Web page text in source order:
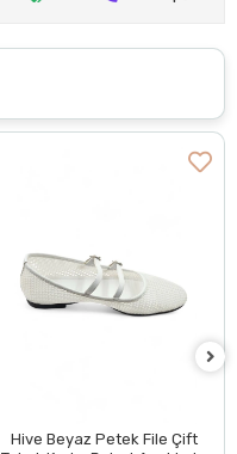
Hive Beyaz Petek File Çift